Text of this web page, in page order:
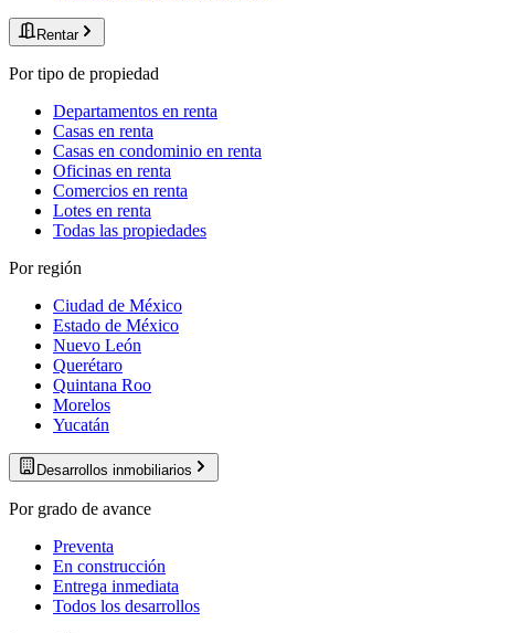
Rentar
Por tipo de propiedad
Departamentos en renta
Casas en renta
Casas en condominio en renta
Oficinas en renta
Comercios en renta
Lotes en renta
Todas las propiedades
Por región
Ciudad de México
Estado de México
Nuevo León
Querétaro
Quintana Roo
Morelos
Yucatán
Desarrollos inmobiliarios
Por grado de avance
Preventa
En construcción
Entrega inmediata
Todos los desarrollos